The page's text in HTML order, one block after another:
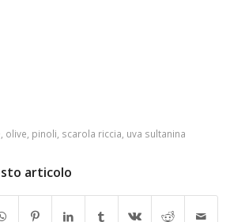
olive pinoli scarola riccia uva sultanina
articolo